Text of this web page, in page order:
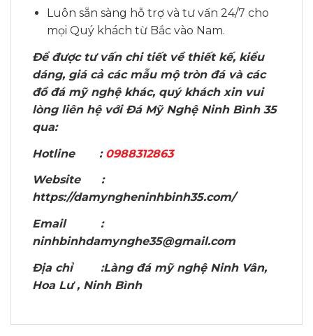
Luôn sẵn sàng hỗ trợ và tư vấn 24/7 cho
mọi Quý khách từ Bắc vào Nam.
Để được tư vấn chi tiết về thiết kế, kiểu
dáng, giá cả các mẫu mộ tròn đá và các
đồ đá mỹ nghệ khác, quý khách xin vui
lòng liên hệ với Đá Mỹ Nghệ Ninh Bình 35
qua:
Hotline : 0988312863
Website :
https://damyngheninhbinh35.com/
Email :
ninhbinhdamynghe35@gmail.com
Địa chỉ :Làng đá mỹ nghệ Ninh Vân,
Hoa Lư , Ninh Bình